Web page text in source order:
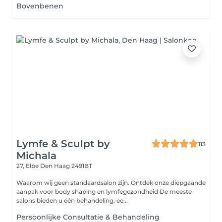
Bovenbenen
Lymfe & Sculpt by
Michala
113
27, Elbe Den Haag 2491BT
Waarom wij geen standaardsalon zijn. Ontdek onze diepgaande
aanpak voor body shaping en lymfegezondheid De meeste
salons bieden u één behandeling, ee...
Persoonlijke Consultatie & Behandeling